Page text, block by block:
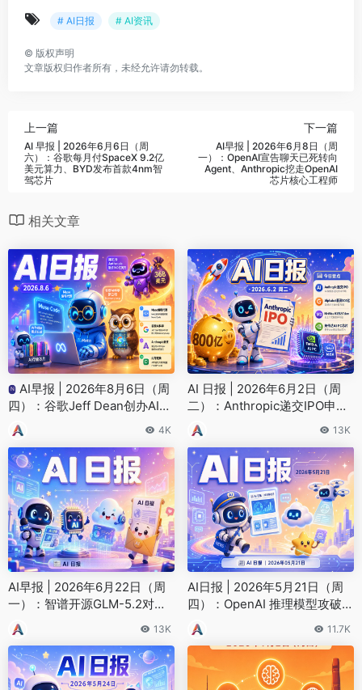
# AI日报 # AI资讯
© 版权声明
文章版权归作者所有，未经允许请勿转载。
上一篇
AI 早报 | 2026年6月6日（周
六）：谷歌每月付SpaceX 9.2亿
美元算力、BYD发布首款4nm智
驾芯片
下一篇
AI早报 | 2026年6月8日（周
一）：OpenAI宣告聊天已死转向
Agent、Anthropic挖走OpenAI
芯片核心工程师
相关文章
N
AI早报 | 2026年8月6日（周
四）：谷歌Jeff Dean创办AI科
学公司、Meta发布编程代理M
use Code
4K
AI 日报 | 2026年6月2日（周
二）：Anthropic递交IPO申
请、Alphabet募资800亿扩建A
I基建
13K
AI早报 | 2026年6月22日（周
一）：智谱开源GLM-5.2对抗
封锁、微信AI助手”小微”灰度上
线
13K
AI日报 | 2026年5月21日（周
四）：OpenAI 推理模型攻破几
何猜想、Google 搜索嵌入 AI
广告
11.7K